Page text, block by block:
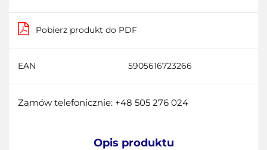
Pobierz produkt do PDF
EAN 5905616723266
Zamów telefonicznie: +48 505 276 024
Opis produktu